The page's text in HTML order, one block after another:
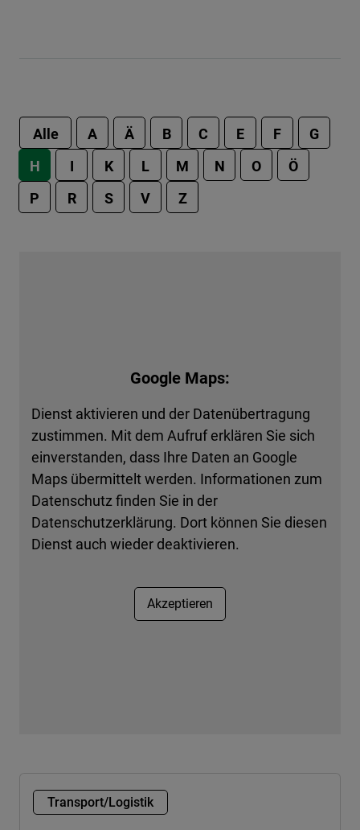
Alle A Ä B C E F
G
H
I K L M N O
Ö
P
R S V Z
Google Maps:
Dienst aktivieren und der Datenübertragung
zustimmen. Mit dem Aufruf erklären Sie sich
einverstanden, dass Ihre Daten an Google
Maps übermittelt werden. Informationen zum
Datenschutz finden Sie in der
Datenschutzerklärung. Dort können Sie diesen
Dienst auch wieder deaktivieren.
Akzeptieren
Transport/Logistik